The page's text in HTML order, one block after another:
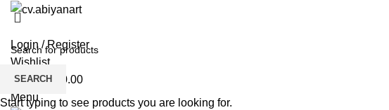
Login / Register
Wishlist
0items /
0.00
Menu
SEARCH
Start typing to see products you are looking for.